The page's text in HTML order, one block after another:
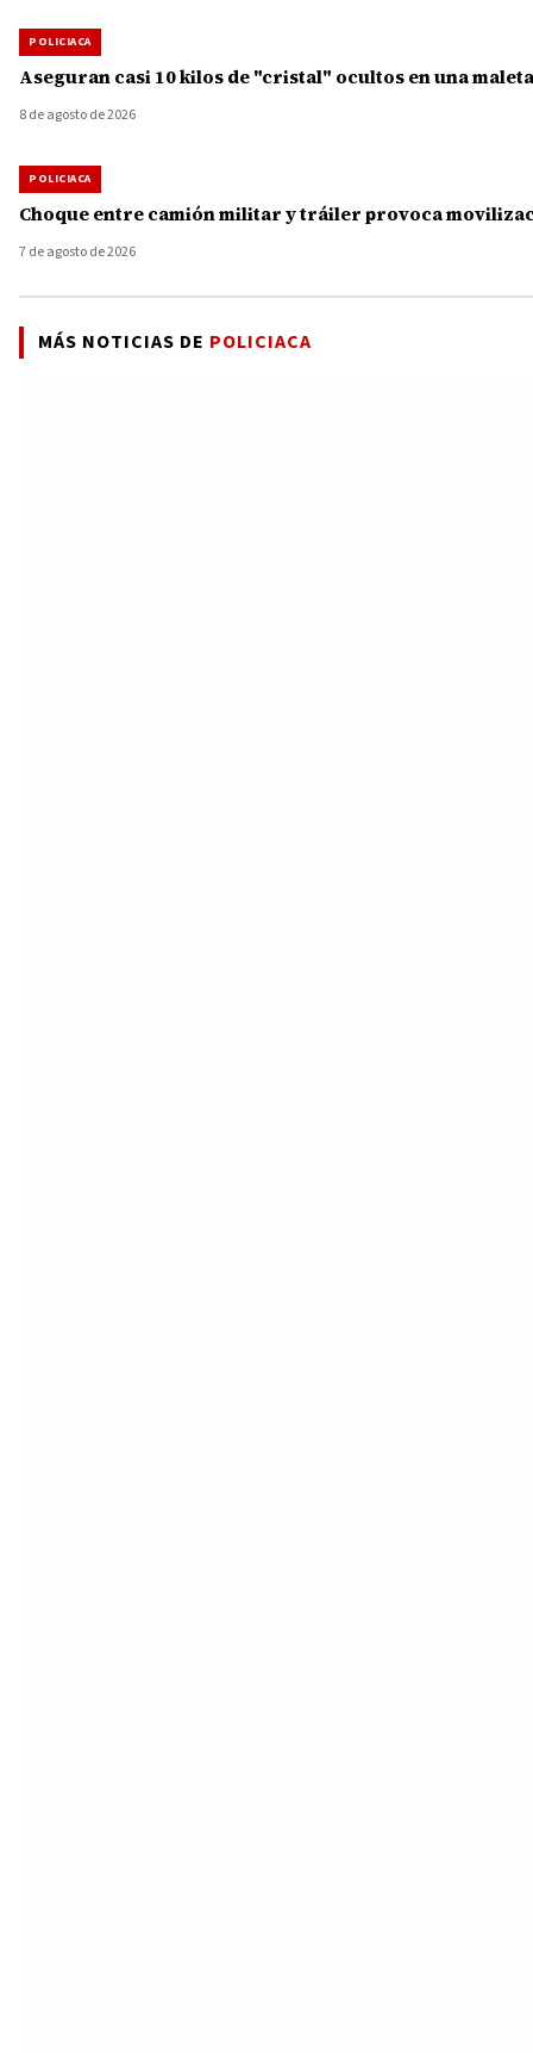
POLICIACA
Aseguran casi 10 kilos de "cristal" ocultos en una
8 de agosto de 2026
POLICIACA
Choque entre camión militar y tráiler provoca
7 de agosto de 2026
MÁS NOTICIAS DE POLICIACA